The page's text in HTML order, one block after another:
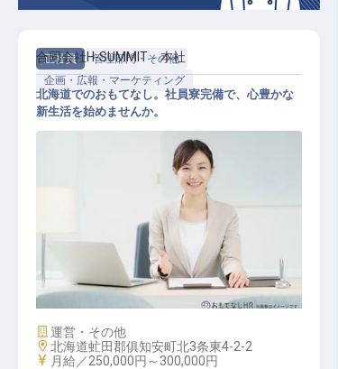
正社員
管理部門・その他
企画・広報・マーケティング
セールス&マーケティング
合同会社H-SUMMIT 本社
北海道でのおもてなし。社員寮完備で、心豊かな
新生活を始めませんか。
施設業態
運営・その他
勤務地
北海道虻田郡俱知安町北3条東4-2-2
給与
月給／250,000円～ 300,000円